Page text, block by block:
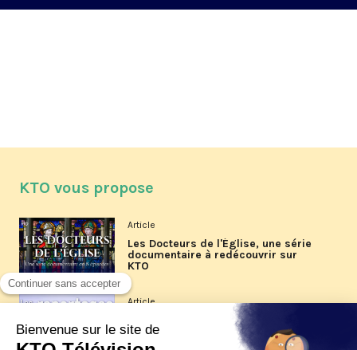
KTO vous propose
Article
Les Docteurs de l'Église, une série
documentaire à redécouvrir sur
KTO
Article
Les reportages d'été 2026 de KTO